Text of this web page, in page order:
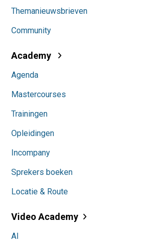
Themanieuwsbrieven
Community
Academy
Agenda
Mastercourses
Trainingen
Opleidingen
Incompany
Sprekers boeken
Locatie & Route
Video Academy
AI